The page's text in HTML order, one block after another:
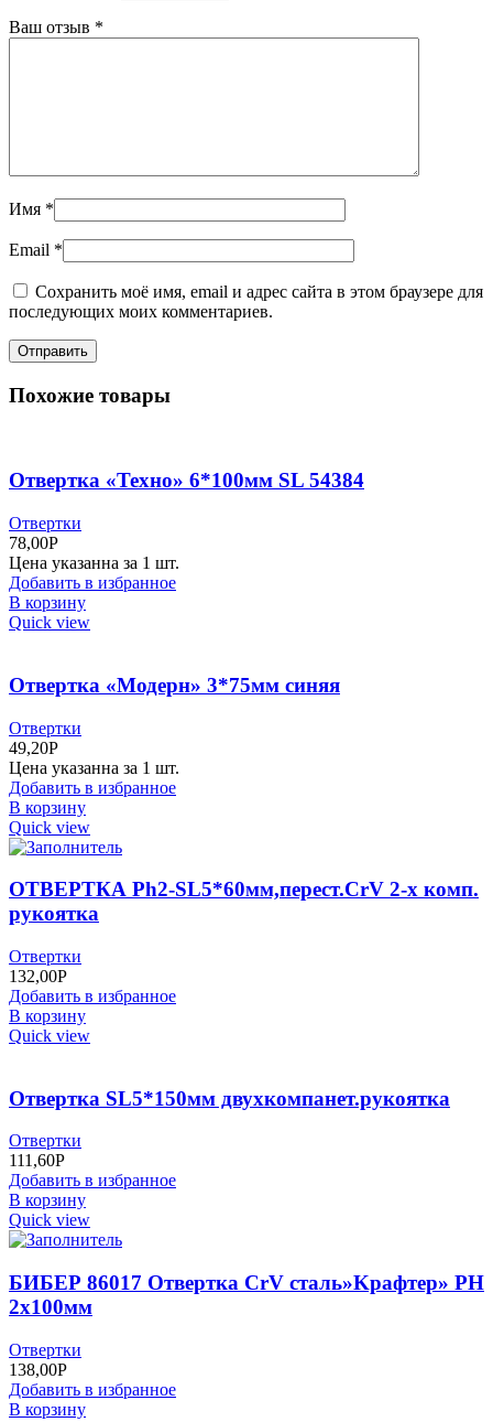
Ваш отзыв *
Имя *
Email *
Сохранить моё имя, email и адрес сайта в этом браузере для
последующих моих комментариев.
Похожие товары
Отвертка «Техно» 6*100мм SL 54384
Отвертки
78,00Р
Цена указанна за 1 шт.
Добавить в избранное
В корзину
Quick view
Отвертка «Модерн» 3*75мм синяя
Отвертки
49,20Р
Цена указанна за 1 шт.
Добавить в избранное
В корзину
Quick view
ОТВЕРТКА Ph2-SL5*60мм,перест.CrV 2-х комп.
рукоятка
Отвертки
132,00Р
Добавить в избранное
В корзину
Quick view
Отвертка SL5*150мм двухкомпанет.рукоятка
Отвертки
111,60Р
Добавить в избранное
В корзину
Quick view
БИБЕР 86017 Отвертка CrV сталь»Kрафтер» РН
2х100мм
Отвертки
138,00Р
Добавить в избранное
В корзину